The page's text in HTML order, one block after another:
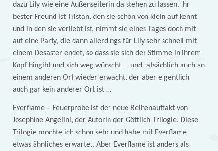
dazu Lily wie eine Außenseiterin da stehen zu lassen. Ihr
bester Freund ist Tristan, den sie schon von klein auf kennt
und in den sie verliebt ist, nimmt sie eines Tages doch mit
auf eine Party, die dann allerdings für Lily sehr schnell mit
einem Desaster endet, so dass sie sich der Stimme in ihrem
Kopf hingibt und sich weg wünscht … und tatsächlich auch an
einem anderen Ort wieder erwacht, der aber eigentlich
auch gar kein anderer Ort ist …
Everflame – Feuerprobe ist der neue Reihenauftakt von
Josephine Angelini, der Autorin der Göttlich-Trilogie. Diese
Trilogie mochte ich schon sehr und habe mit Everflame
etwas ähnliches erwartet. Aber Everflame ist anders als